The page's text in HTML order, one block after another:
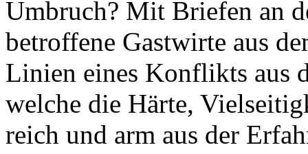
Umbruch? Mit Briefen an
betroffene Gastwirte aus
Linien eines Konflikts aus
welche die Härte,
reich und arm aus der